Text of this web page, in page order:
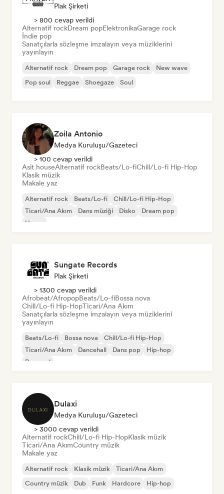
Plak Şirketi
> 800 cevap verildi
Alternatif rockDream popElektronikaGarage rock
İndie pop
Sanatçılarla sözleşme imzalayın veya müziklerini
yayınlayın
Alternatif rock Dream pop Garage rock
New wave
Pop soul
Reggae Shoegaze Soul
Zoila Antonio
Medya Kuruluşu/Gazeteci
> 100 cevap verildi
Asit houseAlternatif rockBeats/Lo-fiChill/Lo-fi Hip-Hop
Klasik müzik
Makale yaz
Alternatif rock Beats/Lo-fi
Chill/Lo-fi Hip-Hop
Ticari/Ana Akım
Dans müziği Disko
Dream pop
House
Sungate Records
Plak Şirketi
> 1300 cevap verildi
Afrobeat/AfropopBeats/Lo-fiBossa nova
Chill/Lo-fi Hip-HopTicari/Ana Akım
Sanatçılarla sözleşme imzalayın veya müziklerini
yayınlayın
Beats/Lo-fi Bossa nova
Chill/Lo-fi Hip-Hop
Ticari/Ana Akım
Dancehall Dans pop
Hip-hop
Pop soul
Dulaxi
Medya Kuruluşu/Gazeteci
> 3000 cevap verildi
Alternatif rockChill/Lo-fi Hip-HopKlasik müzik
Ticari/Ana AkımCountry müzik
Makale yaz
Alternatif rock Klasik müzik
Ticari/Ana Akım
Country müzik
Dub Funk Hardcore Hip-hop